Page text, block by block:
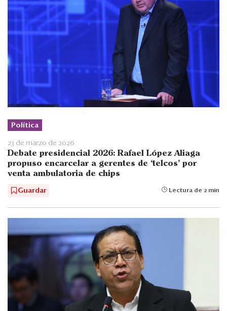
Política
23 de marzo de 2026
Debate presidencial 2026: Rafael López Aliaga
propuso encarcelar a gerentes de ‘telcos’ por
venta ambulatoria de chips
Guardar Lectura de 2 min